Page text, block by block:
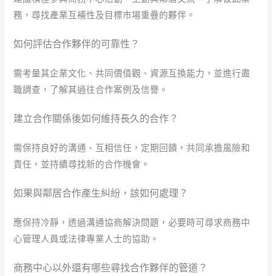
務，尋找產業互補性及目標市場重疊的夥伴。
如何評估合作夥伴的可靠性？
需考量其企業文化、共同價值觀、資源互換能力，並進行盡
職調查，了解其過往合作案例及信譽。
建立合作關係後如何維持長久的合作？
需保持良好的溝通、互相信任，定期回饋，共同承擔風險和
責任，並持續尋找新的合作機會。
如果與鄰居合作產生糾紛，該如何處理？
應保持冷靜，透過溝通協商解決問題，必要時可尋求商務中
心管理人員或法律專業人士的協助。
商務中心以外還有哪些尋找合作夥伴的管道？